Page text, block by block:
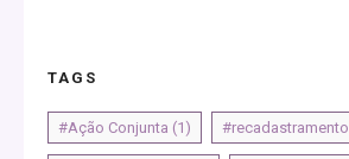
TAGS
#Ação Conjunta (1) #recadastramento